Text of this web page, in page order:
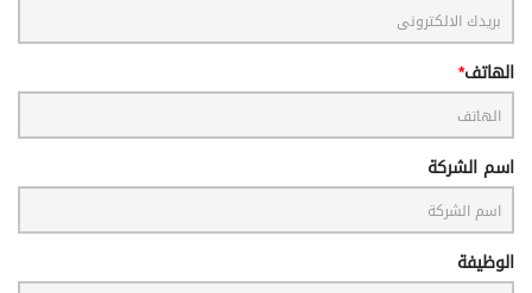
الهاتف
اسم الشركة
الوظيفة